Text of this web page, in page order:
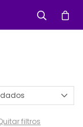
filtros